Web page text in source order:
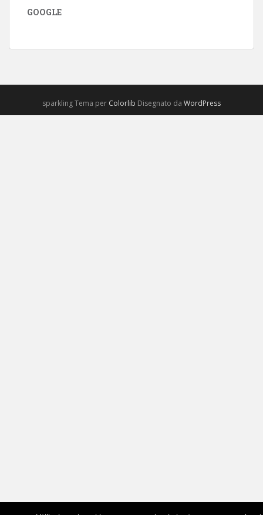
GOOGLE
sparkling Tema per Colorlib Disegnato da WordPress